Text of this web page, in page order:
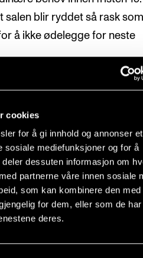
cookies
for å gi innhold og annonser et
sosiale mediefunksjoner og for å
dessuten informasjon om
partnerne våre innen sosiale
som kan kombinere den med
for dem, eller som de
deres.
salen blir ryddet så rask som
å ikke ødelegge for neste
der for å gi tid til uforutsette
Unntak forekommer
behov innen fristen
og
april og informasjon til